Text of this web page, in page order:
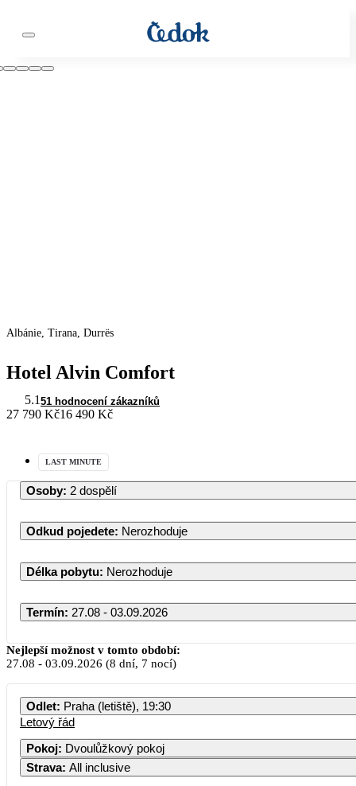
Albánie, Tirana, Durrës
Hotel Alvin Comfort
5.1 51 hodnocení zákazníků
27 790 Kč16 490 Kč
LAST MINUTE
Osoby: 2 dospělí
Odkud pojedete: Nerozhoduje
Délka pobytu: Nerozhoduje
Termín: 27.08 - 03.09.2026
Nejlepší možnost v tomto období:
27.08 - 03.09.2026 (8 dní, 7 nocí)
Odlet: Praha (letiště), 19:30
Letový řád
Pokoj: Dvoulůžkový pokoj
Strava: All inclusive